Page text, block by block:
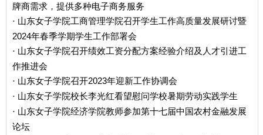
牌商需求，提供多种电子商务服务
· 山东女子学院工商管理学院召开学生工作高质量发展研讨暨
2024年春季学期学生工作部署会
· 山东女子学院召开绩效工资分配方案经验介绍及人才引进工
作推进会
· 山东女子学院召开2023年迎新工作协调会
· 山东女子学院校长李光红看望慰问学校暑期劳动实践学生
· 山东女子学院经济学院教师参加第十七届中国农村金融发展
论坛